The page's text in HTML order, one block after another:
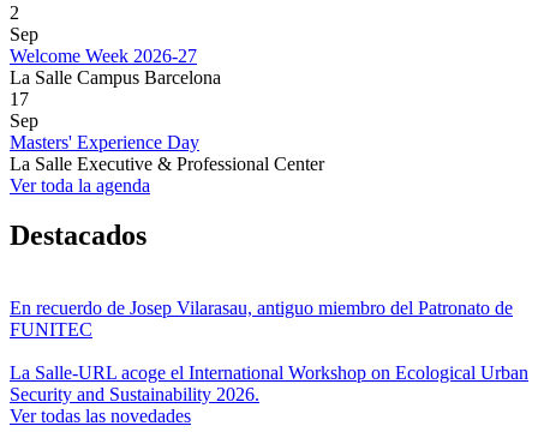
2
Sep
Welcome Week 2026-27
La Salle Campus Barcelona
17
Sep
Masters' Experience Day
La Salle Executive & Professional Center
Ver toda la agenda
Destacados
En recuerdo de Josep Vilarasau, antiguo miembro del Patronato de
FUNITEC
La Salle-URL acoge el International Workshop on Ecological Urban
Security and Sustainability 2026.
Ver todas las novedades